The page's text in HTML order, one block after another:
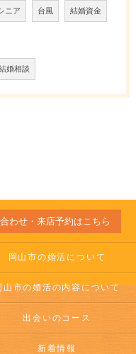
ニア 台風 結婚資金
婚相談
わせ・来店予約はこちら
岡山市の婚活について
山市の婚活の内容について
出会いのコース
新着情報